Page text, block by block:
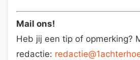
Mail ons!
Heb jij een tip of opmerking?
redactie: